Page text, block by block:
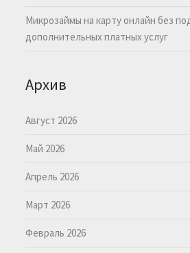
Микрозаймы на карту онлайн без
дополнительных платных услуг
Архив
Август 2026
Май 2026
Апрель 2026
Март 2026
Февраль 2026